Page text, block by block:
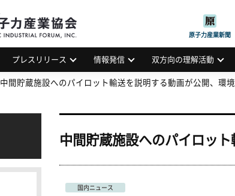
JAPAN ATOMIC INDUSTRIAL
原子力産業新聞
プレスリリース 情報発信 双方向の理解活動
中間貯蔵施設へのパイロット輸送を説明する動画が公開、環
中間貯蔵施設へのパイロッ
国内ニュース